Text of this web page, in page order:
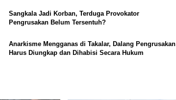
Sangkala Jadi Korban, Terduga Provokator
Pengrusakan Belum Tersentuh?
Anarkisme Mengganas di Takalar, Dalang Pengrusakan
Harus Diungkap dan Dihabisi Secara Hukum